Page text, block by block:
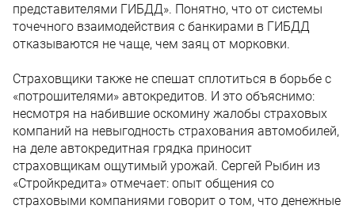
представителями ГИБДД». Понятно, что от системы
точечного взаимодействия с банкирами в ГИБДД
отказываются не чаще, чем заяц от морковки.
Страховщики также не спешат сплотиться в борьбе с
«потрошителями» автокредитов. И это объяснимо:
несмотря на набившие оскомину жалобы страховых
компаний на невыгодность страхования автомобилей,
на деле автокредитная грядка приносит
страховщикам ощутимый урожай. Сергей Рыбин из
«Стройкредита» отмечает: опыт общения со
страховыми компаниями говорит о том, что денежные